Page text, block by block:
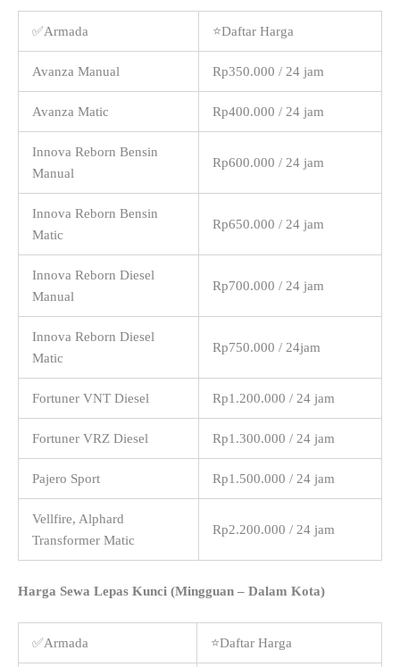
✅Armada ⭐Daftar Harga
Avanza Manual Rp350.000 / 24 jam
Avanza Matic Rp400.000 / 24 jam
Innova Reborn Bensin
Manual
Rp600.000 / 24 jam
Innova Reborn Bensin
Matic
Rp650.000 / 24 jam
Innova Reborn Diesel
Manual
Rp700.000 / 24 jam
Innova Reborn Diesel
Matic
Rp750.000 / 24jam
Fortuner VNT Diesel Rp1.200.000 / 24 jam
Fortuner VRZ Diesel Rp1.300.000 / 24 jam
Pajero Sport Rp1.500.000 / 24 jam
Vellfire, Alphard
Transformer Matic
Rp2.200.000 / 24 jam
Harga Sewa Lepas Kunci (Mingguan – Dalam Kota)
✅Armada ⭐Daftar Harga